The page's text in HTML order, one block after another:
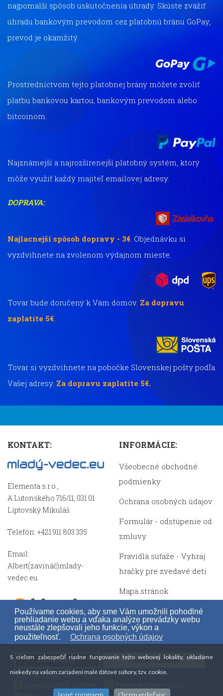
Používame cookies, aby sme Vám umožnili pohodlné
prehliadanie webu a vďaka analýze prevádzky webu
neustále zlepšovali jeho funkcie, výkon a
použiteľnosť.
Ochrana osobných údajov
Odmietnuť
Povoliť cookies
Nastavenia cookies:
najpomalší spôsob uskutočnenia úhrady. Skúste zvážiť
úhradu bankovým prevodom cez platobnú bránu GoPay,
prevod je okamžitý.
Prostredníctvom tejto platobnej brány môžete zvoliť
platbu bankovou kartou, bankovým prevodom alebo
bitcoinom.
Najznámejší a najrozšírenejší platobný systém, ktorý
môže využiť každý majiteľ emailovej adresy.
DOPRAVA:
Najlacnejší spôsob dopravy - 3€ Objednávku si
vyzdvihnete na zvolenom výdajnom mieste.
Tovar bude doručený k Vám domov. Za dopravu
zaplatíte 5€.
Tovar si vyzdvihnete na pobočke Slovenskej pošty podľa
Vašej adresy. Za dopravu zaplatíte 5€.
KONTAKT:
Elementa s.r.o.,
A.Lutonského 716/11, 031 01
Liptovský Mikuláš
Telefón: +421 911 803 335
Email:
Albert(zavináč)mlady-
vedec.eu
INFORMÁCIE:
Všeobecné obchodné
podmienky
Ochrana osobných údajov
Formulár - odstúpenie od
zmluvy
Pravidlá súťaže - Vyhraj
hračky pre zvedavé deti
Mapa stránok
Copyright © 2014 - 1000 0000 mladý-vedec.eu
S cieľom zabezpečiť riadne fungovanie tejto webovej lokality, ukladáme
niekedy na vašom zariadení malé dátové súbory, tzv. cookie.
Jasné, rozumiem. Chcem vedieť viac